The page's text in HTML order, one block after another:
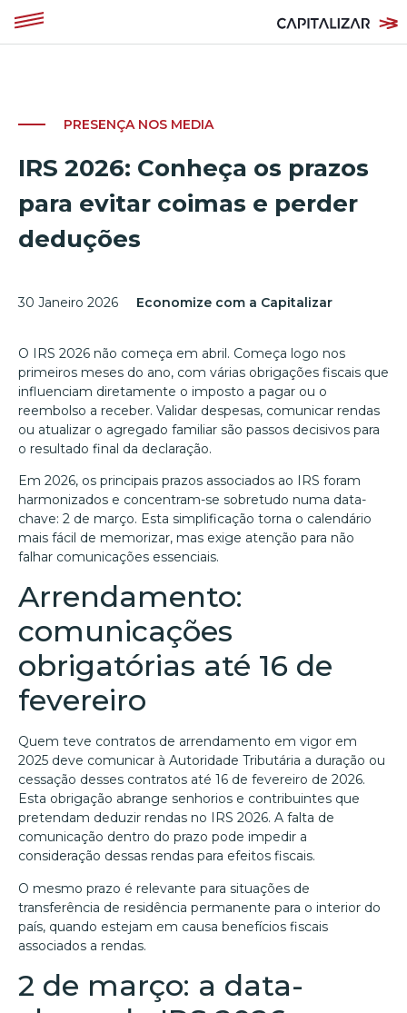
PRESENÇA NOS MEDIA
IRS 2026: Conheça os prazos
para evitar coimas e perder
deduções
30 Janeiro 2026 Economize com a Capitalizar
O IRS 2026 não começa em abril. Começa logo nos
primeiros meses do ano, com várias obrigações fiscais que
influenciam diretamente o imposto a pagar ou o
reembolso a receber. Validar despesas, comunicar rendas
ou atualizar o agregado familiar são passos decisivos para
o resultado final da declaração.
Em 2026, os principais prazos associados ao IRS foram
harmonizados e concentram-se sobretudo numa data-
chave: 2 de março. Esta simplificação torna o calendário
mais fácil de memorizar, mas exige atenção para não
falhar comunicações essenciais.
Arrendamento:
comunicações
obrigatórias até 16 de
fevereiro
Quem teve contratos de arrendamento em vigor em
2025 deve comunicar à Autoridade Tributária a duração ou
cessação desses contratos até 16 de fevereiro de 2026.
Esta obrigação abrange senhorios e contribuintes que
pretendam deduzir rendas no IRS 2026. A falta de
comunicação dentro do prazo pode impedir a
consideração dessas rendas para efeitos fiscais.
O mesmo prazo é relevante para situações de
transferência de residência permanente para o interior do
país, quando estejam em causa benefícios fiscais
associados a rendas.
2 de março: a data-